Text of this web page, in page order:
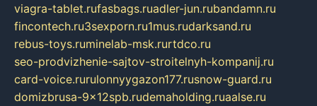
viagra-tablet.rufasbags.ruadler-jun.rubandamn.ru
fincontech.ru3sexporn.ru1mus.rudarksand.ru
rebus-toys.ruminelab-msk.rurtdco.ru
seo-prodvizhenie-sajtov-stroitelnyh-kompanij.ru
card-voice.rurulonnyygazon177.rusnow-guard.ru
domizbrusa-9x12spb.rudemaholding.ruaalse.ru